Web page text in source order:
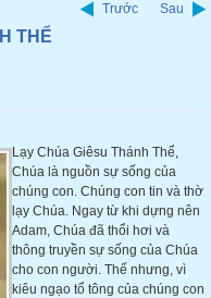
Trước Sau
THỂ
Lạy Chúa Giêsu Thánh Thể,
Chúa là nguồn sự sống của
chúng con. Chúng con tin và thờ
lạy Chúa. Ngay từ khi dựng nên
Adam, Chúa đã thổi hơi và
thông truyền sự sống của Chúa
cho con người. Thế nhưng, vì
kiêu ngạo tổ tông của chúng con